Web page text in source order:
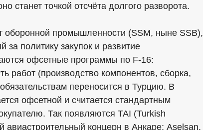
станет точкой отсчёта долгого разворота.
оборонной промышленности (SSM, ныне SSB),
политику закупок и развитие
офсетные программы по F-16:
работ (производство компонентов, сборка,
переносится в Турцию. В
офсетной и считается стандартным
Так появляются TAI (Turkish
авиастроительный концерн в Анкаре; Aselsan,